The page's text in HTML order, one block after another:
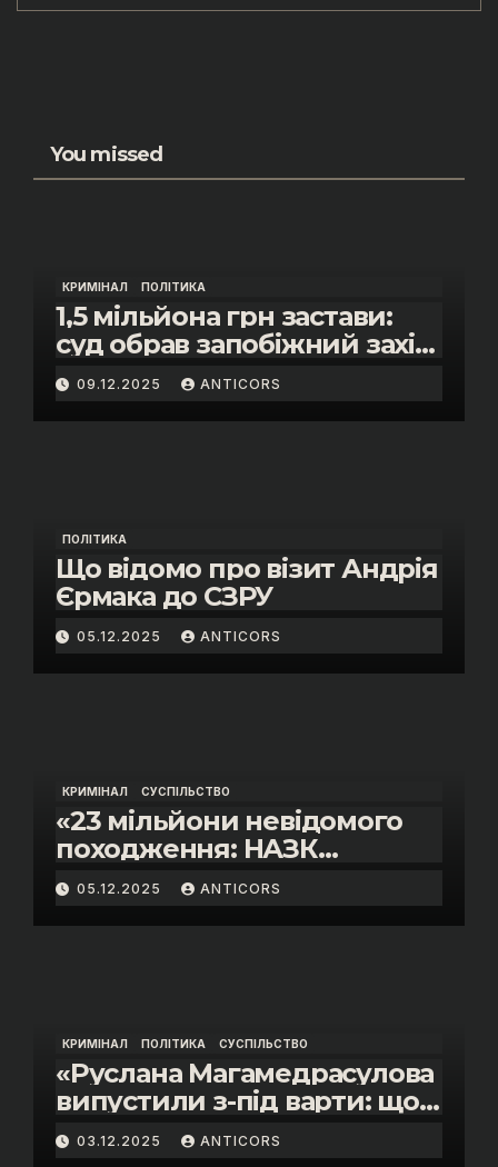
You missed
КРИМІНАЛ ПОЛІТИКА
1,5 мільйона грн застави:
суд обрав запобіжний захід
помічнику нардепки Анни
Скороход у справі про
«санкційний підкуп»
09.12.2025 ANTICORS
ПОЛІТИКА
Що відомо про візит Андрія
Єрмака до СЗРУ
05.12.2025 ANTICORS
КРИМІНАЛ СУСПІЛЬСТВО
«23 мільйони невідомого
походження: НАЗК
викрило розкішне життя
інспектора митниці “Тиса”
Василя Пупени»
05.12.2025 ANTICORS
КРИМІНАЛ ПОЛІТИКА СУСПІЛЬСТВО
«Руслана Магамедрасулова
випустили з-під варти: що
відбувалось у залі суду»
03.12.2025 ANTICORS